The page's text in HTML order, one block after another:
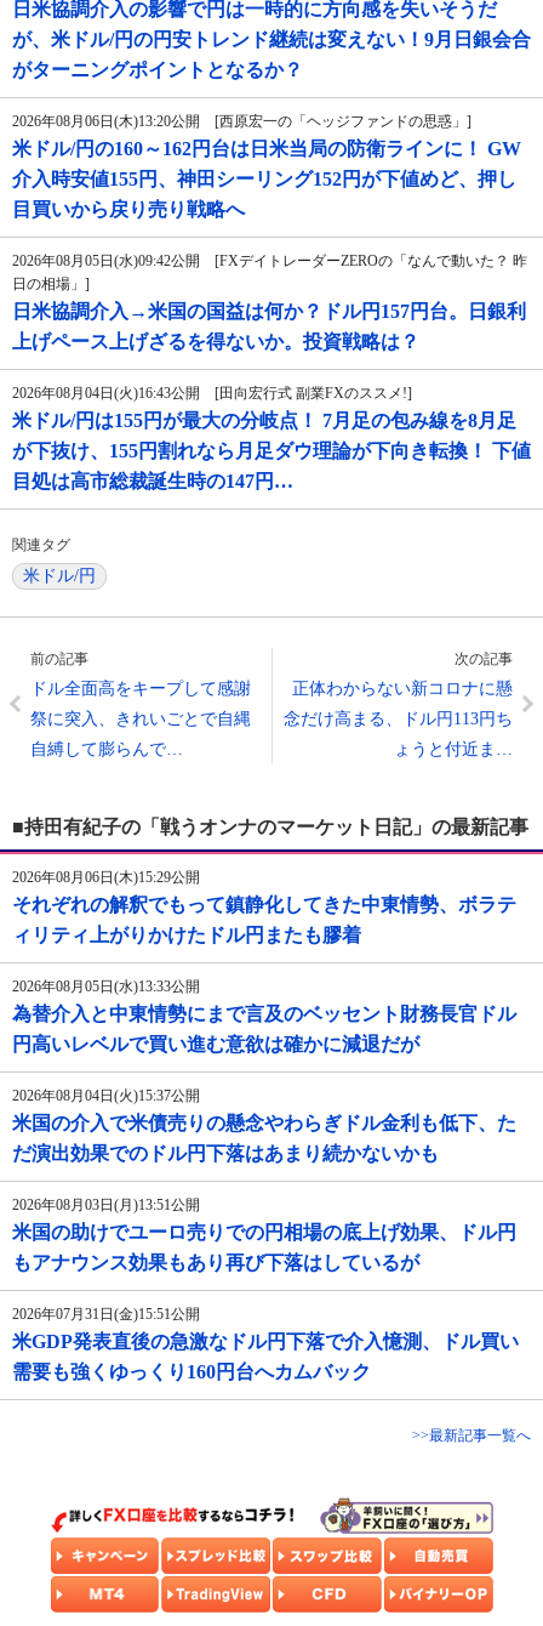
日米協調介入の影響で円は一時的に方向感を失いそうだ
が、米ドル/円の円安トレンド継続は変えない！9月日銀会合
がターニングポイントとなるか？
2026年08月06日(木)13:20公開 [西原宏一の「ヘッジファンドの思惑」]
米ドル/円の160～162円台は日米当局の防衛ラインに！ GW
介入時安値155円、神田シーリング152円が下値めど、押し
目買いから戻り売り戦略へ
2026年08月05日(水)09:42公開 [FXデイトレーダーZEROの「なんで動いた？ 昨
日の相場」]
日米協調介入→米国の国益は何か？ドル円157円台。日銀利
上げペース上げざるを得ないか。投資戦略は？
2026年08月04日(火)16:43公開 [田向宏行式 副業FXのススメ!]
米ドル/円は155円が最大の分岐点！ 7月足の包み線を8月足
が下抜け、155円割れなら月足ダウ理論が下向き転換！ 下値
目処は高市総裁誕生時の147円…
関連タグ
米ドル/円
前の記事
ドル全面高をキープして感謝
祭に突入、きれいごとで自縄
自縛して膨らんで…
次の記事
正体わからない新コロナに懸
念だけ高まる、ドル円113円ち
ょうと付近ま…
■持田有紀子の「戦うオンナのマーケット日記」の最新記事
2026年08月06日(木)15:29公開
それぞれの解釈でもって鎮静化してきた中東情勢、ボラテ
ィリティ上がりかけたドル円またも膠着
2026年08月05日(水)13:33公開
為替介入と中東情勢にまで言及のベッセント財務長官ドル
円高いレベルで買い進む意欲は確かに減退だが
2026年08月04日(火)15:37公開
米国の介入で米債売りの懸念やわらぎドル金利も低下、た
だ演出効果でのドル円下落はあまり続かないかも
2026年08月03日(月)13:51公開
米国の助けでユーロ売りでの円相場の底上げ効果、ドル円
もアナウンス効果もあり再び下落はしているが
2026年07月31日(金)15:51公開
米GDP発表直後の急激なドル円下落で介入憶測、ドル買い
需要も強くゆっくり160円台へカムバック
>>最新記事一覧へ